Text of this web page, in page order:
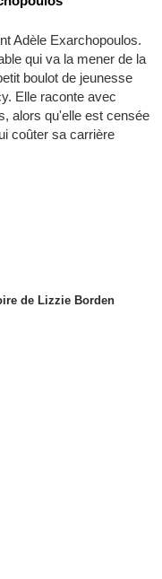
Adèle Exarchopoulos.
qui va la mener de la
boulot de jeunesse
Elle raconte avec
alors qu'elle est censée
coûter sa carrière
de Lizzie Borden